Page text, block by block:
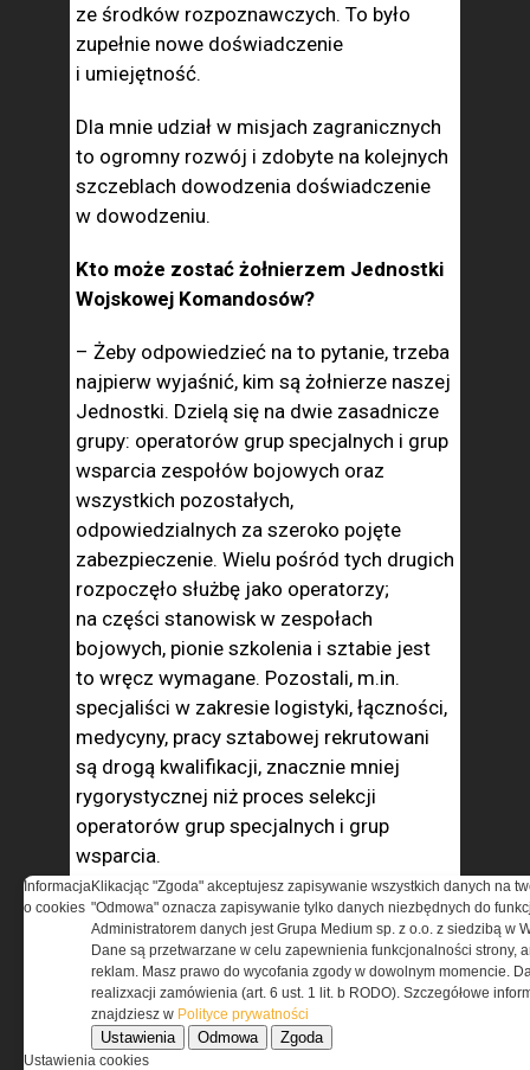
ze środków rozpoznawczych. To było
zupełnie nowe doświadczenie
i umiejętność.
Dla mnie udział w misjach zagranicznych
to ogromny rozwój i zdobyte na kolejnych
szczeblach dowodzenia doświadczenie
w dowodzeniu.
Kto może zostać żołnierzem Jednostki
Wojskowej Komandosów?
– Żeby odpowiedzieć na to pytanie, trzeba
najpierw wyjaśnić, kim są żołnierze naszej
Jednostki. Dzielą się na dwie zasadnicze
grupy: operatorów grup specjalnych i grup
wsparcia zespołów bojowych oraz
wszystkich pozostałych,
odpowiedzialnych za szeroko pojęte
zabezpieczenie. Wielu pośród tych drugich
rozpoczęło służbę jako operatorzy;
na części stanowisk w zespołach
bojowych, pionie szkolenia i sztabie jest
to wręcz wymagane. Pozostali, m.in.
specjaliści w zakresie logistyki, łączności,
medycyny, pracy sztabowej rekrutowani
są drogą kwalifikacji, znacznie mniej
rygorystycznej niż proces selekcji
operatorów grup specjalnych i grup
wsparcia.
Kandydatów na operatorów czekają
zdecydowanie bardziej wygórowane
wymagania, realizowane w ramach
procesu selekcji, których zwieńczeniem
jest tzw. „gra terenowa”. Stanowiska
operatorów grup specjalnych i grup
Informacja
o cookies
Klikacjąc "Zgoda" akceptujesz zapisywanie wszystkich danych na
"Odmowa" oznacza zapisywanie tylko danych niezbędnych do
Administratorem danych jest Grupa Medium sp. z o.o. z siedzibą w
Dane są przetwarzane w celu zapewnienia funkcjonalności strony,
reklam. Masz prawo do wycofania zgody w dowolnym momencie.
realizxacji zamówienia (art. 6 ust. 1 lit. b RODO). Szczegółowe
znajdziesz w Polityce prywatności
Ustawienia Odmowa Zgoda
Ustawienia cookies